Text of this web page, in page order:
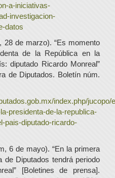
a-iniciativas-
investigacion-
datos
28 de marzo). “Es momento
de la República en la
diputado Ricardo Monreal”
de Diputados. Boletín núm.
index.php/jucopo/
presidenta-de-la-republica-
pais-diputado-ricardo-
6 de mayo). “En la primera
de Diputados tendrá periodo
[Boletines de prensa].